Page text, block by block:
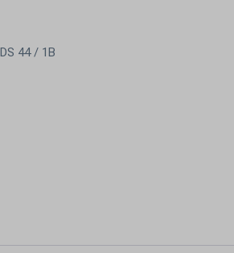
44 / 1B